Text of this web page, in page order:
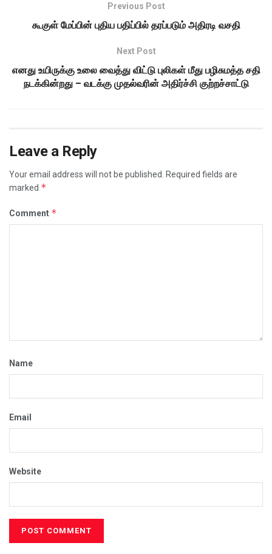
Previous Post
கூகுள் மேப்பின் புதிய பதிப்பில் தரப்படும் அதிரடி வசதி
Next Post
எனது உயிருக்கு உலை வைத்து விட்டு புலிகள் மீது பழிசுமத்த சதி
நடக்கின்றது – வடக்கு முதல்வரின் அதிர்ச்சி குற்றச்சாட்டு
Leave a Reply
Your email address will not be published.
Required fields are
marked *
Comment *
Name
Email
Website